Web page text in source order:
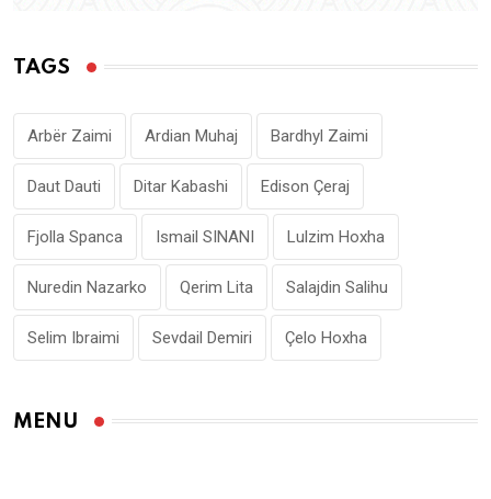
TAGS
Arbër Zaimi Ardian Muhaj Bardhyl Zaimi
Daut Dauti Ditar Kabashi Edison Çeraj
Fjolla Spanca Ismail SINANI Lulzim Hoxha
Nuredin Nazarko Qerim Lita Salajdin Salihu
Selim Ibraimi Sevdail Demiri Çelo Hoxha
MENU